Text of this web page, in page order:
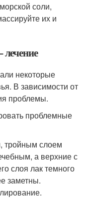
соли,
их и
некоторые
В зависимости от
проблемы.
проблемные
тройным слоем
а верхние с
слоя лак темного
заметны.